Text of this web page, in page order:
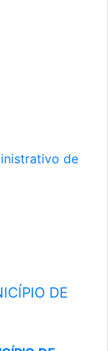
de
DE